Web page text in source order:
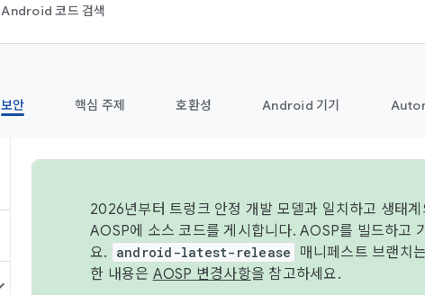
Android 코드 검색
보안 핵심 주제 호환성 Android 기기
2026년부터 트렁크 안정 개발 모델과 일치하고 생태
AOSP에 소스 코드를 게시합니다. AOSP를 빌드하고
요.
android-latest-release
매니페스트 브랜치
한 내용은 AOSP 변경사항을 참고하세요.